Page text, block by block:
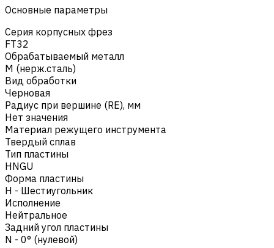
Основные параметры
Серия корпусных фрез
FT32
Обрабатываемый металл
M (нерж.сталь)
Вид обработки
Черновая
Радиус при вершине (RE), мм
Нет значения
Материал режущего инструмента
Твердый сплав
Тип пластины
HNGU
Форма пластины
H - Шестиугольник
Исполнение
Нейтральное
Задний угол пластины
N - 0° (нулевой)